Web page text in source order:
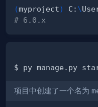
(myproject) C: \
# 6.0.x
项目中创建了一个名为